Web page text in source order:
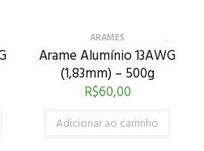
ARAMES
Arame Alumínio 13AWG
(1,83mm) – 500g
R$60,00
Adicionar ao carrinho